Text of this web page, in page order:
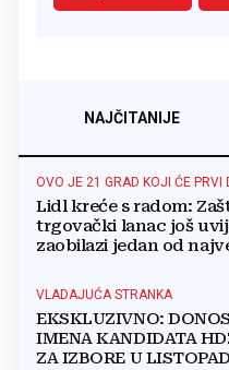
NAJČITANIJE
OVO JE 21 GRAD KOJI ĆE PRVI
Lidl kreće s radom:
trgovački lanac još
zaobilazi jedan od
VLADAJUĆA STRANKA
EKSKLUZIVNO:
IMENA KANDIDATA
ZA IZBORE U